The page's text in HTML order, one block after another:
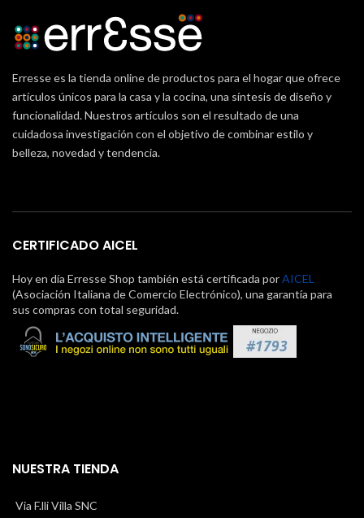
Erresse es la tienda online de productos para el hogar que ofrece
artículos únicos para la casa y la cocina, una síntesis de diseño y
funcionalidad. Nuestros artículos son el resultado de una
cuidadosa investigación con el objetivo de combinar estilo y
belleza, novedad y tendencia.
CERTIFICADO AICEL
Hoy en día Erresse Shop también está certificada porAICEL
(Asociación Italiana de Comercio Electrónico), una garantía para
sus compras con total seguridad.
NUESTRA TIENDA
Via F.lli Villa SNC